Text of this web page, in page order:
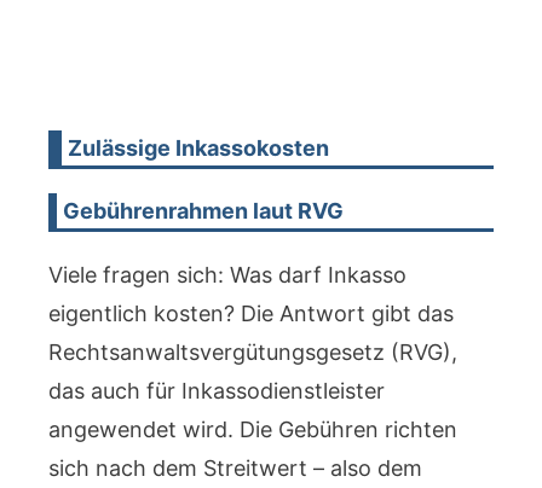
Zulässige Inkassokosten
Gebührenrahmen laut RVG
Viele fragen sich: Was darf Inkasso
eigentlich kosten? Die Antwort gibt das
Rechtsanwaltsvergütungsgesetz (RVG),
das auch für Inkassodienstleister
angewendet wird. Die Gebühren richten
sich nach dem Streitwert – also dem